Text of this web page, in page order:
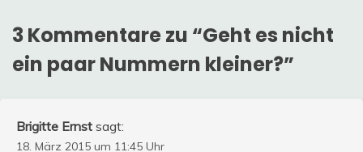
3 Kommentare zu “Geht es nicht
ein paar Nummern kleiner?”
Brigitte Ernst sagt:
18. März 2015 um 11:45 Uhr